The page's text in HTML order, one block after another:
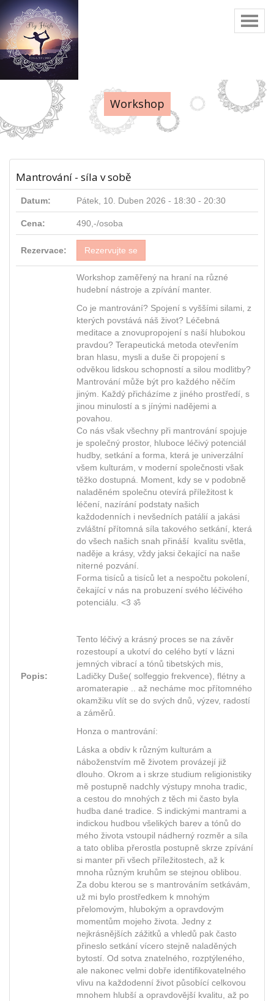
Toggle
Workshop
Mantrování - síla v sobě
Datum: Pátek, 10. Duben 2026 - 18:30 - 20:30
Cena: 490,-/osoba
Rezervace: Rezervujte se
Popis:
Workshop zaměřený na hraní na různé
hudební nástroje a zpívání manter.
Co je mantrování? Spojení s vyššími silami, z
kterých povstává náš život? Léčebná
meditace a znovupropojení s naší hlubokou
pravdou? Terapeutická metoda otevřením
bran hlasu, mysli a duše či propojení s
odvěkou lidskou schopností a silou modlitby?
Mantrování může být pro každého něčím
jiným. Každý přicházíme z jiného prostředí, s
jinou minulostí a s jínými nadějemi a
povahou.
Co nás však všechny při mantrování spojuje
je společný prostor, hluboce léčivý potenciál
hudby, setkání a forma, která je univerzální
všem kulturám, v moderní společnosti však
těžko dostupná. Moment, kdy se v podobně
naladěném společnu otevírá příležitost k
léčení, nazírání podstaty našich
každodenních i nevšedních patálií a jakási
zvláštní přítomná síla takového setkání, která
do všech našich snah přináší kvalitu světla,
naděje a krásy, vždy jaksi čekající na naše
niterné pozvání.
Forma tisíců a tisíců let a nespočtu pokolení,
čekající v nás na probuzení svého léčivého
potenciálu. <3 ॐ
Tento léčivý a krásný proces se na závěr
rozestoupí a ukotví do celého bytí v lázni
jemných vibrací a tónů tibetských mis,
Ladičky Duše( solfeggio frekvence), flétny a
aromaterapie .. až necháme moc přítomného
okamžiku vlít se do svých dnů, výzev, radostí
a záměrů.
Honza o mantrování:
Láska a obdiv k různým kulturám a
náboženstvím mě životem provázejí již
dlouho. Okrom a i skrze studium religionistiky
mě postupně nadchly výstupy mnoha tradic,
a cestou do mnohých z těch mi často byla
hudba dané tradice. S indickými mantrami a
indickou hudbou všelikých barev a tónů do
mého života vstoupil nádherný rozměr a síla
a tato obliba přerostla postupně skrze zpívání
si manter při všech příležitostech, až k
mnoha různým kruhům se stejnou oblibou.
Za dobu kterou se s mantrováním setkávám,
už mi bylo prostředkem k mnohým
přelomovým, hlubokým a opravdovým
momentům mojeho života. Jedny z
nejkrásnějších zážitků a vhledů pak často
přineslo setkání vícero stejně naladěných
bytostí. Od sotva znatelného, rozptýleného,
ale nakonec velmi dobře identifikovatelného
vlivu na každodenní život působící celkovou
mnohem hlubší a opravdovější kvalitu, až po